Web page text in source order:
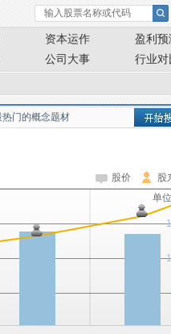
资本运作
盈利预
公司大事 行业对
股价
股
单